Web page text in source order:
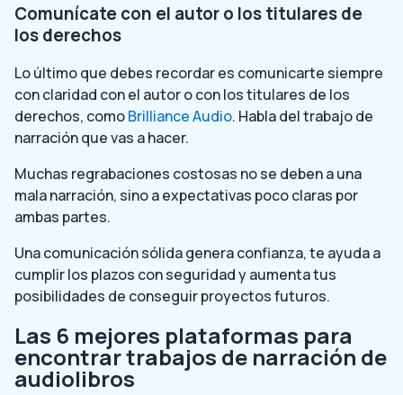
Comunícate con el autor o los titulares de
los derechos
Lo último que debes recordar es comunicarte siempre
con claridad con el autor o con los titulares de los
derechos, comoBrilliance Audio. Habla del trabajo de
narración que vas a hacer.
Muchas regrabaciones costosas no se deben a una
mala narración, sino a expectativas poco claras por
ambas partes.
Una comunicación sólida genera confianza, te ayuda a
cumplir los plazos con seguridad y aumenta tus
posibilidades de conseguir proyectos futuros.
Las 6 mejores plataformas para
encontrar trabajos de narración de
audiolibros